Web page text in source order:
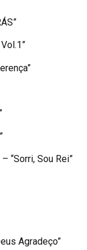
“Sorri, Sou Rei”
Agradeço”